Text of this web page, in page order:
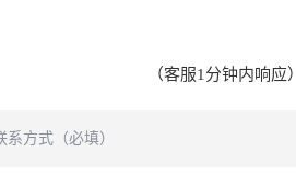
（客服1分钟内响应）